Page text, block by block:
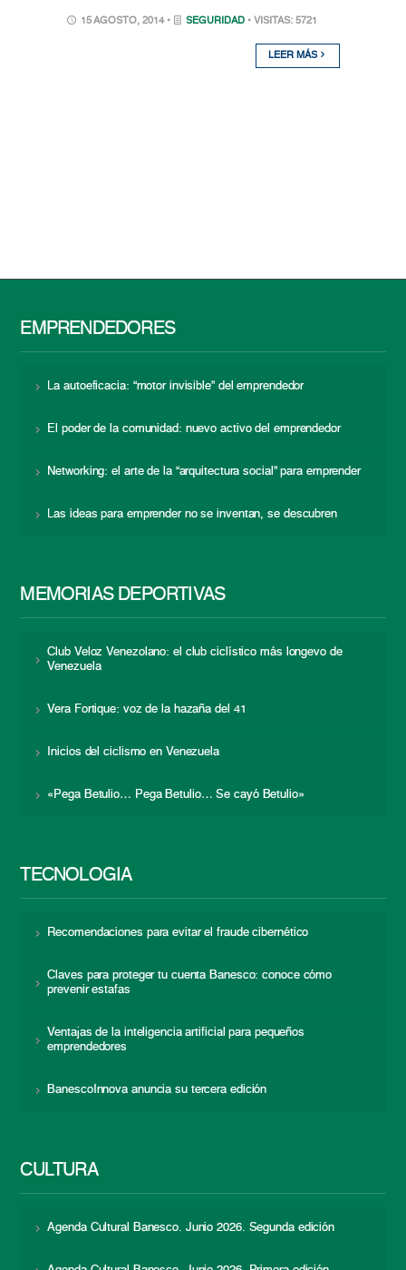
15 AGOSTO, 2014 • SEGURIDAD • VISITAS: 5721
LEER MÁS
EMPRENDEDORES
La autoeficacia: “motor invisible” del emprendedor
El poder de la comunidad: nuevo activo del emprendedor
Networking: el arte de la “arquitectura social” para emprender
Las ideas para emprender no se inventan, se descubren
MEMORIAS DEPORTIVAS
Club Veloz Venezolano: el club ciclístico más longevo de
Venezuela
Vera Fortique: voz de la hazaña del 41
Inicios del ciclismo en Venezuela
«Pega Betulio… Pega Betulio… Se cayó Betulio»
TECNOLOGÍA
Recomendaciones para evitar el fraude cibernético
Claves para proteger tu cuenta Banesco: conoce cómo
prevenir estafas
Ventajas de la inteligencia artificial para pequeños
emprendedores
BanescoInnova anuncia su tercera edición
CULTURA
Agenda Cultural Banesco. Junio 2026. Segunda edición